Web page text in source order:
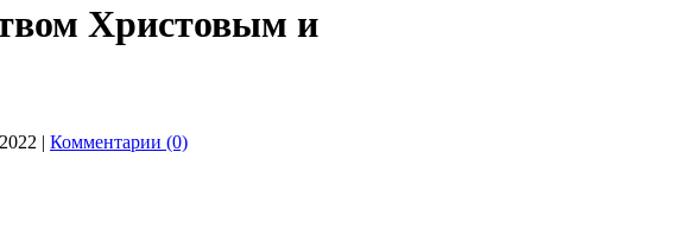
Христовым и
| Комментарии (0)